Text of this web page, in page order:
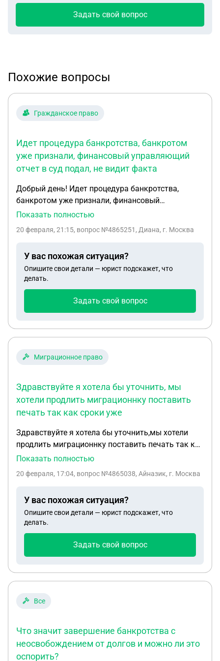
Задать свой вопрос
Похожие вопросы
Гражданское право
Идет процедура банкротства, банкротом
уже признали, финансовый управляющий
отчет в суд подал, не видит факта
Добрый день! Идет процедура банкротства,
банкротом уже признали, финансовый
управляющий отчет в суд подал, не видит факта
ходатайство, и просит не списывать долги, так
в 2НДФЛ. Так же банк в ходатайстве пишет, что
это был потребительский кредит, хотя это было
рефинансирование. Могу ли не списать долги?
Показать полностью
20 февраля, 21:15, вопрос №4865251, Диана, г. Москва
У вас похожая ситуация?
Опишите свои детали — юрист подскажет, что
делать.
Задать свой вопрос
Миграционное право
Здравствуйте я хотела бы уточнить, мы
хотели продлить миграционнку поставить
печать так как сроки уже
Здравствуйте я хотела бы уточнить,мы хотели
продлить миграционнку поставить печать так как
сроки уже поджимают по месту жительства у нас
записаться в другое любое место или это
кузминьках а свободное место есть только в
Таганском и то в середине марта можно ли так
сделать? и как правильно записаться?
Показать полностью
20 февраля, 17:04, вопрос №4865038, Айназик, г. Москва
У вас похожая ситуация?
Опишите свои детали — юрист подскажет, что
делать.
Задать свой вопрос
Все
Что значит завершение банкротства с
неосвобождением от долгов и можно ли это
оспорить?